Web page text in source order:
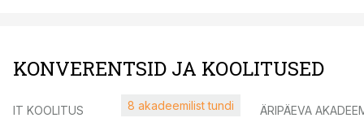
KONVERENTSID JA KOOLITUSED
IT KOOLITUS 8 akadeemilist tundi ÄRIPÄEVA